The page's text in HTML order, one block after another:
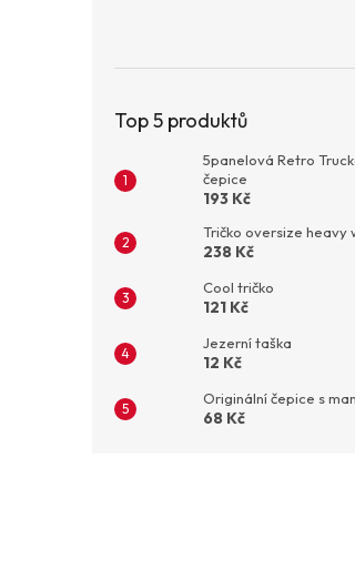
Top 5 produktů
5panelová Retro
čepice
193 Kč
Tričko oversize heavy
238 Kč
Cool tričko
121 Kč
Jezerní taška
12 Kč
Originální čepice s
68 Kč